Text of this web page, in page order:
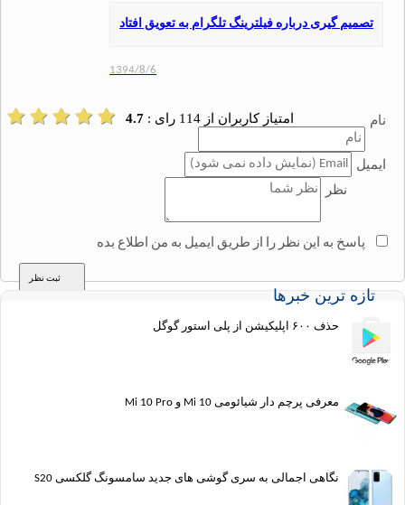
گیری درباره فیلترینگ تلگرام به تعویق افتاد
امتیاز کاربران از114 رای :4.7
به این نظر را از طریق ایمیل به من اطلاع بده
ترین خبرها
حذف ۶۰۰ اپلیکیشن از پلی استور گوگل
معرفی پرچم دار شیائومی Mi 10 و Mi 10 Pro
نگاهی اجمالی به سری گوشی های جدید سامسونگ گلکسی S20